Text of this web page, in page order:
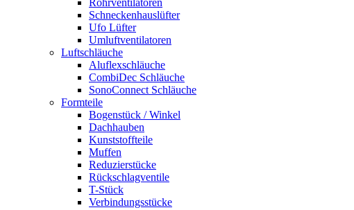
Rohrventilatoren
Schneckenhauslüfter
Ufo Lüfter
Umluftventilatoren
Luftschläuche
Aluflexschläuche
CombiDec Schläuche
SonoConnect Schläuche
Formteile
Bogenstück / Winkel
Dachhauben
Kunststoffteile
Muffen
Reduzierstücke
Rückschlagventile
T-Stück
Verbindungsstücke